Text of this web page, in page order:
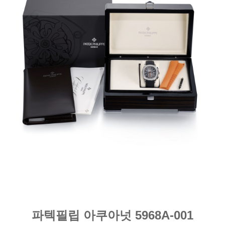
파텍필립 아쿠아넛 5968A-001